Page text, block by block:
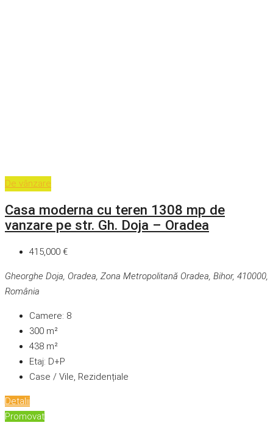
De vânzare
Casa moderna cu teren 1308 mp de
vanzare pe str. Gh. Doja – Oradea
415,000 €
Gheorghe Doja, Oradea, Zona Metropolitană Oradea, Bihor, 410000,
România
Camere: 8
300 m²
438 m²
Etaj: D+P
Case / Vile, Rezidențiale
Detalii
Promovat